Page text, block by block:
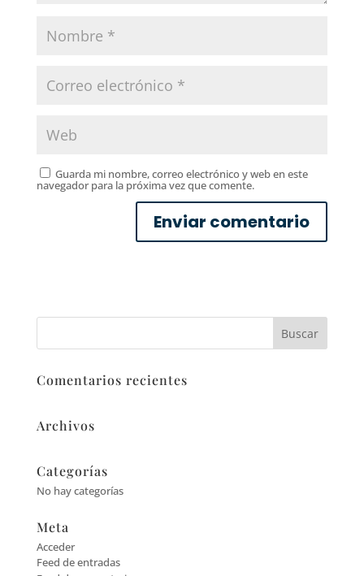
Guarda mi nombre, correo electrónico y web en este
navegador para la próxima vez que comente.
Comentarios recientes
Archivos
Categorías
No hay categorías
Meta
Acceder
Feed de entradas